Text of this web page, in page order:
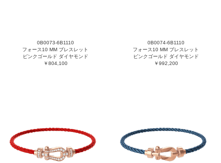
0B0073-6B1110
フォース10 MM ブレスレット
ピンクゴールド ダイヤモンド
￥804,100
0B0074-6B1110
フォース10 MM ブレスレット
ピンクゴールド ダイヤモンド
￥992,200